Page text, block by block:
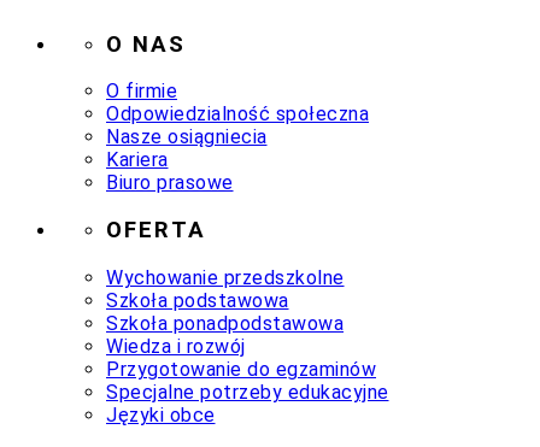
O NAS
O firmie
Odpowiedzialność społeczna
Nasze osiągniecia
Kariera
Biuro prasowe
OFERTA
Wychowanie przedszkolne
Szkoła podstawowa
Szkoła ponadpodstawowa
Wiedza i rozwój
Przygotowanie do egzaminów
Specjalne potrzeby edukacyjne
Języki obce